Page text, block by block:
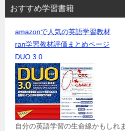
おすすめ学習書籍
amazonで人気の英語学習教材
ran学習教材評価まとめページ
DUO 3.0
自分の英語学習の生命線かもしれ